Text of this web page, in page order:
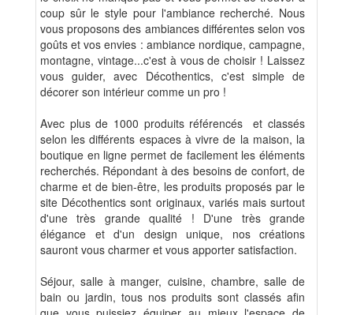
coup sûr le style pour l'ambiance recherché. Nous
vous proposons des ambiances différentes selon vos
goûts et vos envies : ambiance nordique, campagne,
montagne, vintage...c'est à vous de choisir ! Laissez
vous guider, avec Décothentics, c'est simple de
décorer son intérieur comme un pro !
Avec plus de 1000 produits référencés et classés
selon les différents espaces à vivre de la maison, la
boutique en ligne permet de facilement les éléments
recherchés. Répondant à des besoins de confort, de
charme et de bien-être, les produits proposés par le
site Décothentics sont originaux, variés mais surtout
d'une très grande qualité ! D'une très grande
élégance et d'un design unique, nos créations
sauront vous charmer et vous apporter satisfaction.
Séjour, salle à manger, cuisine, chambre, salle de
bain ou jardin, tous nos produits sont classés afin